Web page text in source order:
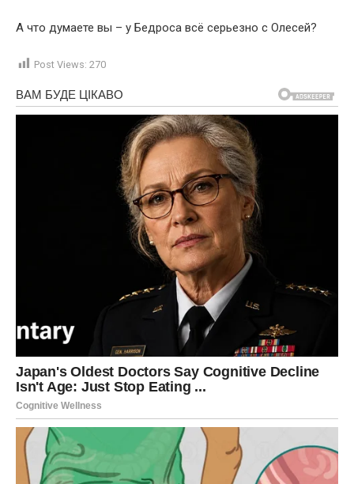
А что думаете вы – у Бедроса всё серьезно с Олесей?
Post Views: 270